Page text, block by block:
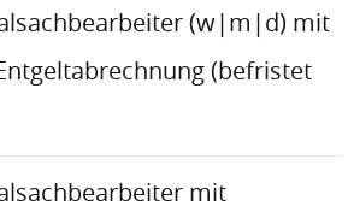
(w|m|d) mit
(befristet
mit